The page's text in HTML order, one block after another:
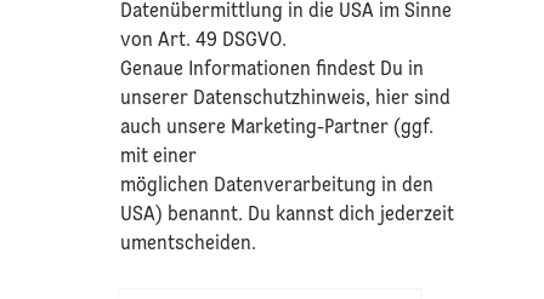
Datenübermittlung in die USA im Sinne
von Art. 49 DSGVO.​
​Genaue Informationen findest Du in
unserer Datenschutzhinweis, hier sind
auch unsere Marketing-Partner (ggf.
mit einer
möglichen Datenverarbeitung in den
USA) benannt. Du kannst dich jederzeit
umentscheiden.